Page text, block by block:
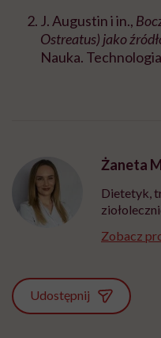
J. Augustin i in.,
Ostreatus) jako
Nauka.
Żaneta
Dietetyk,
Zobacz
Udostępnij